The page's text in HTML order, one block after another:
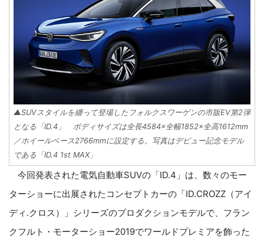
▲SUVスタイルを纏って登場したフォルクスワーゲンの市販EV第2弾
となる「ID.4」 ボディサイズは全長4584×全幅1852×全高1612mm
／ホイールベース2766mmに設定する。写真はデビュー記念モデル
である「ID.4 1st MAX」
今回発表された電気自動車SUVの「ID.4」は、数々のモー
ターショーに出展されたコンセプトカーの「ID.CROZZ（アイ
ディ.クロス）」シリーズのプロダクションモデルで、フラン
クフルト・モーターショー2019でワールドプレミアを飾った